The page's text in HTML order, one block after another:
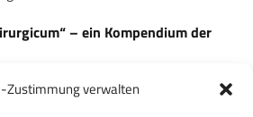
Zustimmung verwalten
– ein Kompendium der
in der Rangfolge des Collegium